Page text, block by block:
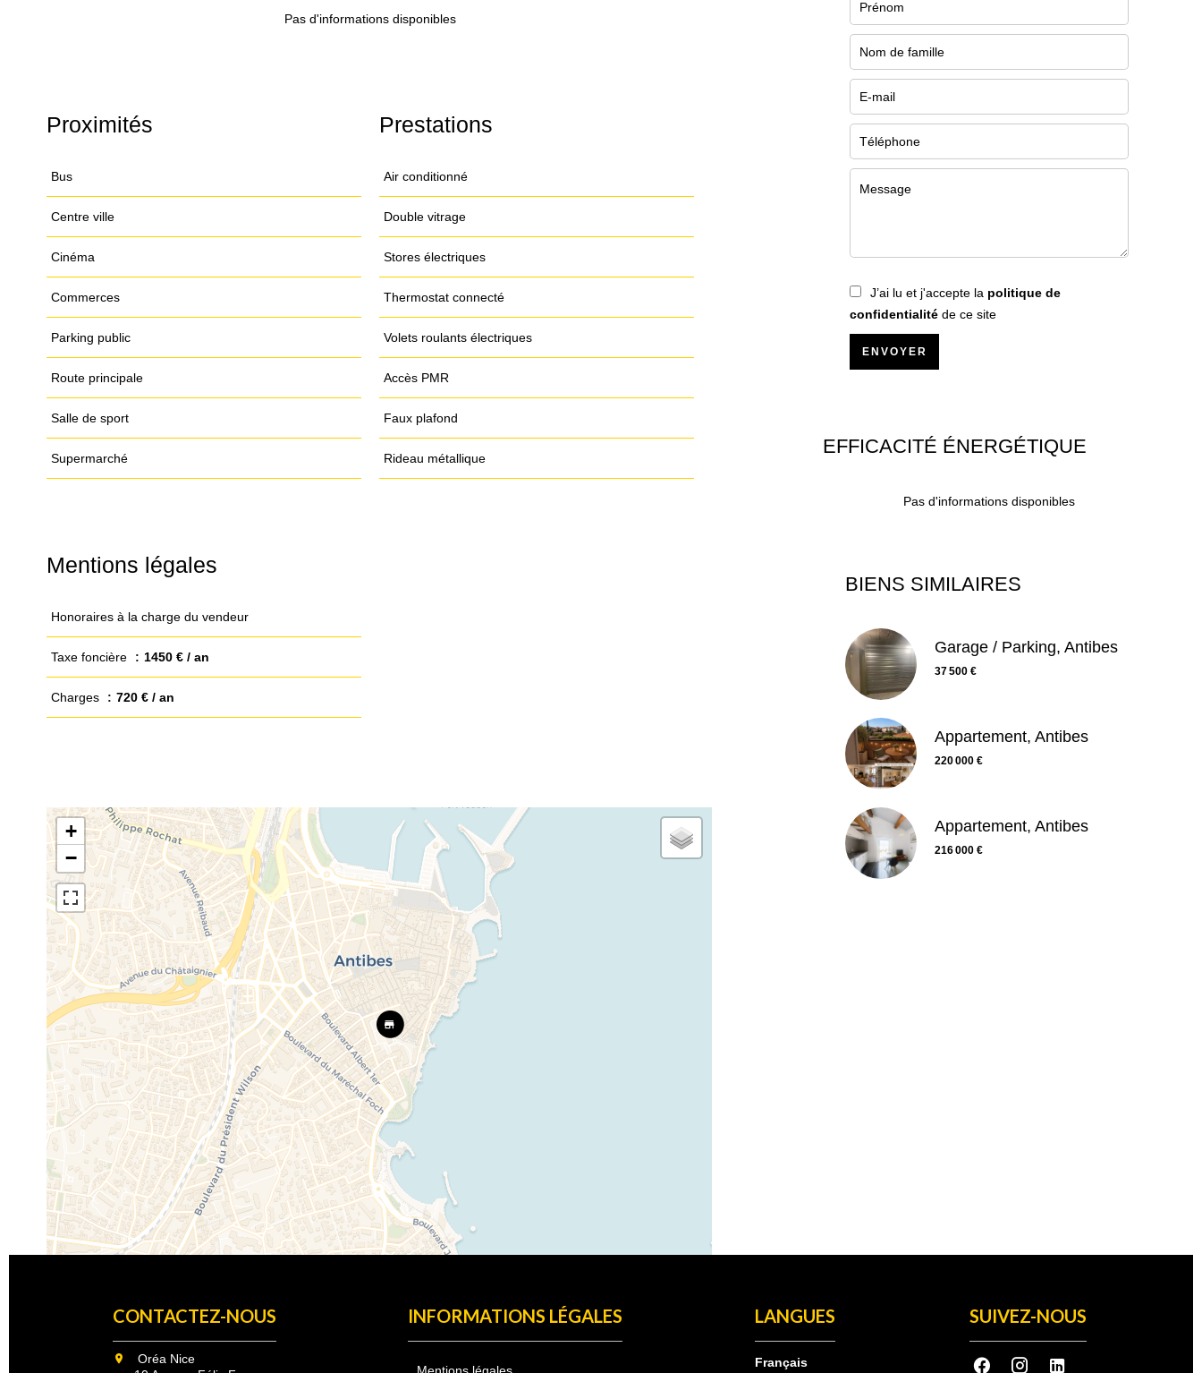
Pas d'informations disponibles
Proximités
Bus
Centre ville
Cinéma
Commerces
Parking public
Route principale
Salle de sport
Supermarché
Prestations
Air conditionné
Double vitrage
Stores électriques
Thermostat connecté
Volets roulants électriques
Accès PMR
Faux plafond
Rideau métallique
Mentions légales
Honoraires à la charge du vendeur
Taxe foncière 1450 € / an
Charges 720 € / an
+
−
J’ai lu et j'accepte la politique de
confidentialité de ce site
ENVOYER
EFFICACITÉ ÉNERGÉTIQUE
Pas d'informations disponibles
BIENS SIMILAIRES
Garage / Parking, Antibes
37 500 €
Appartement, Antibes
220 000 €
Appartement, Antibes
216 000 €
CONTACTEZ-NOUS
Oréa Nice
INFORMATIONS LÉGALES LANGUES
Français
SUIVEZ-NOUS